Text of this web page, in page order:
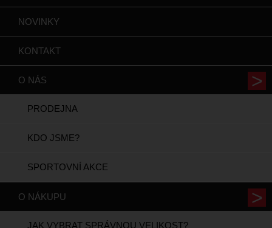
NOVINKY
KONTAKT
O NÁS
PRODEJNA
KDO JSME?
SPORTOVNÍ AKCE
O NÁKUPU
JAK VYBRAT SPRÁVNOU VELIKOST?